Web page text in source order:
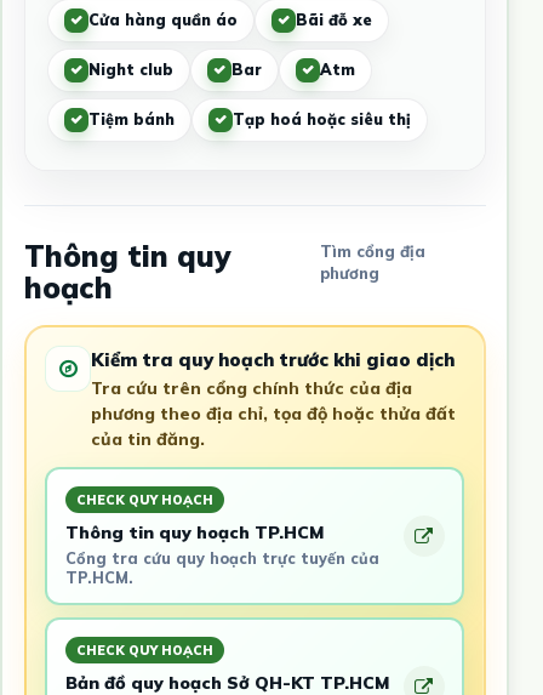
Cửa hàng quần áo Bãi đỗ xe
Night club Bar Atm
Tiệm bánh Tạp hoá hoặc siêu thị
Thông tin quy
hoạch
Tìm cổng địa
phương
Kiểm tra quy hoạch trước khi giao dịch
Tra cứu trên cổng chính thức của địa
phương theo địa chỉ, tọa độ hoặc thửa đất
của tin đăng.
CHECK QUY HOẠCH
Thông tin quy hoạch TP.HCM
Cổng tra cứu quy hoạch trực tuyến của
TP.HCM.
CHECK QUY HOẠCH
Bản đồ quy hoạch Sở QH-KT TP.HCM